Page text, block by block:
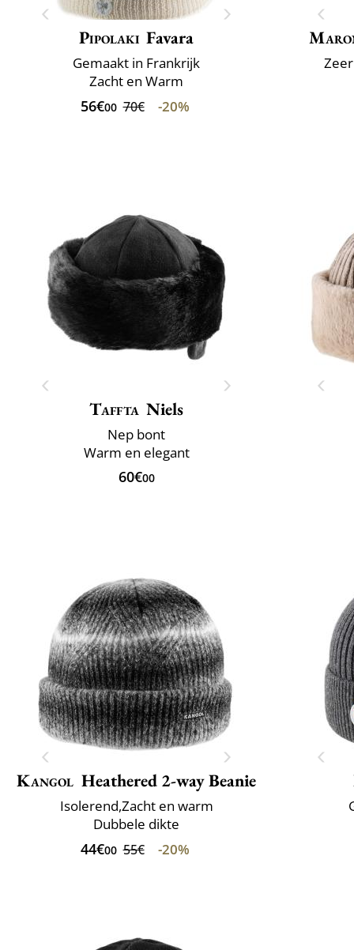
Pipolaki Favara
Gemaakt in Frankrijk
Zacht en Warm
56€00 70€ -20%
Taffta Niels
Nep bont
Warm en elegant
60€00
Kangol Heathered 2-way Beanie
Isolerend,Zacht en warm
Dubbele dikte
44€00 55€ -20%